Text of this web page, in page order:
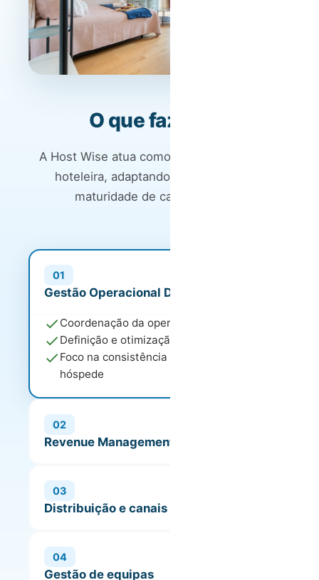
O que fazemos
A Host Wise atua como parceiro de gestão
hoteleira, adaptando-se à realidade e
maturidade de cada operação.
01
Gestão Operacional Day-to-Day
Coordenação da operação diária
Definição e otimização de processos
Foco na consistência da experiência do
hóspede
02
Revenue Management e Pricing
Otimização de ocupação e RevPAR
Análise contínua de performance
03
Distribuição e canais de venda
Redução de dependência de
intermediários
04
Gestão de equipas